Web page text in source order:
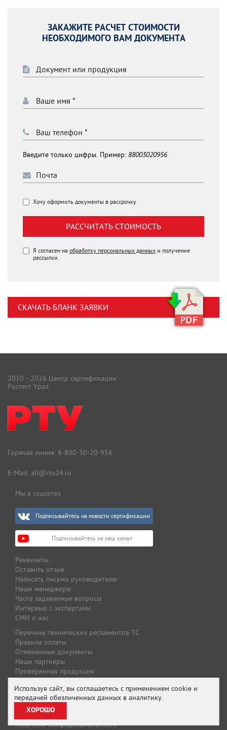
ЗАКАЖИТЕ РАСЧЕТ СТОИМОСТИ
НЕОБХОДИМОГО ВАМ ДОКУМЕНТА
Введите только цифры. Пример: 88003020956
Хочу оформить документы в рассрочку
РАССЧИТАТЬ СТОИМОСТЬ
Я согласен на обработку персональных данных и получение
рассылки.
СКАЧАТЬ БЛАНК ЗАЯВКИ
2010 - 2026 Центр сертификации
Ростест Урал
Горячая линия: 8-800-30-20-956
E-Mail: all@rtu24.ru
Мы в соцсетях
Подписывайтесь на новости сертификации
Подписывайтесь на наш канал
Реквизиты
Оставить отзыв
Написать письмо руководителю
Наши менеджеры
Часто задаваемые вопросы
Интервью с экспертами
СМИ о нас
Перечень технических регламентов ТС
Правила оплаты
Отмененные документы
Наши партнеры
Проверенная продукция
Оплата и доставка
Специальные предложения
Предложение для партнеров
Подписаться на рассылку
Политика конфиденциальности
Используя сайт, вы соглашаетесь с применением cookie и
передачей обезличенных данных в аналитику.
ХОРОШО